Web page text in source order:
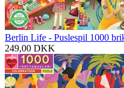
Berlin Life - Puslespil 1000
249,00 DKK